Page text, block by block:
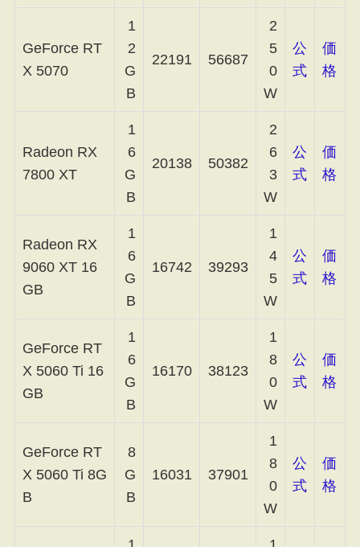
GeForce RT
X 5070
1
2
G
B
22191 56687
2
5
0
W
公
式
価
格
Radeon RX
7800 XT
1
6
G
B
20138 50382
2
6
3
W
公
式
価
格
Radeon RX
9060 XT 16
GB
1
6
G
B
16742 39293
1
4
5
W
公
式
価
格
GeForce RT
X 5060 Ti 16
GB
1
6
G
B
16170 38123
1
8
0
W
公
式
価
格
GeForce RT
X 5060 Ti 8G
B
8
G
B
16031 37901
1
8
0
W
公
式
価
格